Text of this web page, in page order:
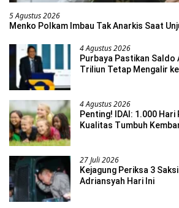
5 Agustus 2026
Menko Polkam Imbau Tak Anarkis Saat
4 Agustus 2026
Purbaya Pastikan Saldo
Triliun Tetap Mengalir
4 Agustus 2026
Penting! IDAI: 1.000
Kualitas Tumbuh
27 Juli 2026
Kejagung Periksa 3
Adriansyah Hari Ini